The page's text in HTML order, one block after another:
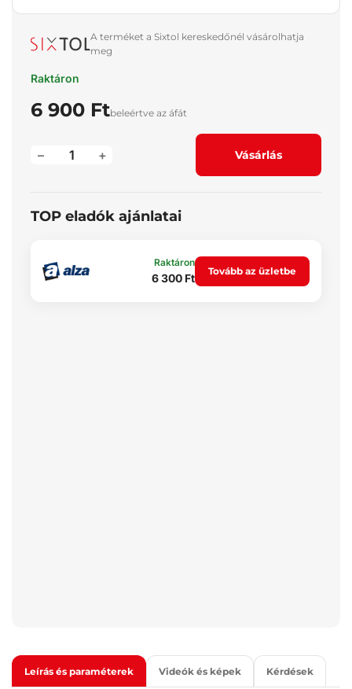
A terméket a Sixtol kereskedőnél vásárolhatja
meg
Raktáron
6 900 Ftbeleértve az áfát
+
– Vásárlás
TOP eladók ajánlatai
Raktáron
6 300 Ft
Tovább az üzletbe
Leírás és paraméterek Videók és képek Kérdések